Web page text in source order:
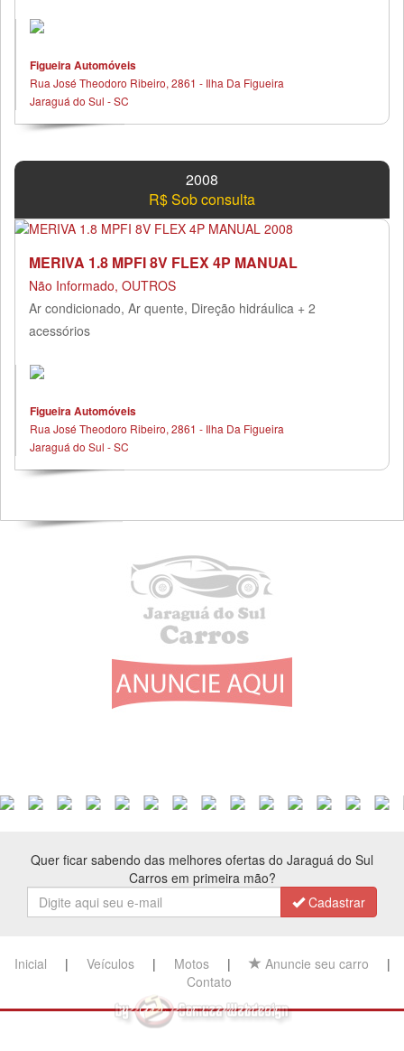
Figueira Automóveis
Rua José Theodoro Ribeiro, 2861 - Ilha Da Figueira
Jaraguá do Sul - SC
2008
R$ Sob consulta
MERIVA 1.8 MPFI 8V FLEX 4P MANUAL
Não Informado, OUTROS
Ar condicionado, Ar quente, Direção hidráulica + 2
acessórios
Figueira Automóveis
Rua José Theodoro Ribeiro, 2861 - Ilha Da Figueira
Jaraguá do Sul - SC
Quer ficar sabendo das melhores ofertas do Jaraguá do Sul
Carros em primeira mão?
Cadastrar
Inicial | Veículos| Motos| Anuncie seu carro |
Contato